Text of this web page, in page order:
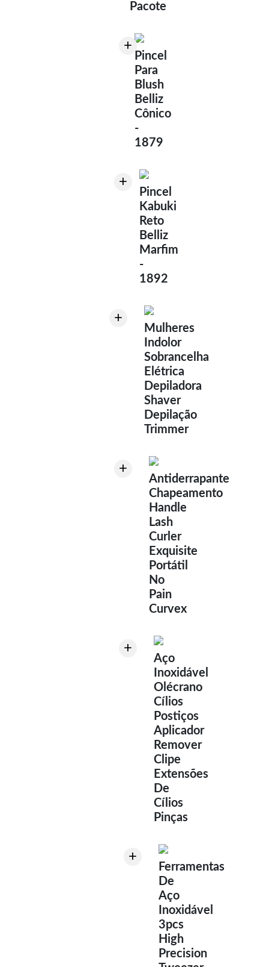
Pacote
+
Pincel
Para
Blush
Belliz
Cônico
-
1879
+
Pincel
Kabuki
Reto
Belliz
Marfim
-
1892
+
Mulheres
Indolor
Sobrancelha
Elétrica
Depiladora
Shaver
Depilação
Trimmer
+
Antiderrapante
Chapeamento
Handle
Lash
Curler
Exquisite
Portátil
No
Pain
Curvex
+
Aço
Inoxidável
Olécrano
Cílios
Postiços
Aplicador
Remover
Clipe
Extensões
De
Cílios
Pinças
+
Ferramentas
De
Aço
Inoxidável
3pcs
High
Precision